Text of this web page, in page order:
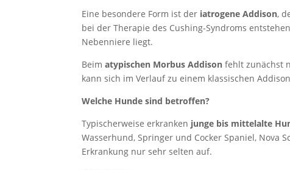
Eine besondere Form ist der iatrogene Addison,
bei der Therapie des Cushing-Syndroms
Nebenniere liegt.
Beimatypischen Morbus Addison fehlt zunächst
kann sich im Verlauf zu einem klassischen
Welche Hunde sind betroffen?
Typischerweise erkranken junge bis mittelalte
Wasserhund, Springer und Cocker Spaniel, Nova
Erkrankung nur sehr selten auf.